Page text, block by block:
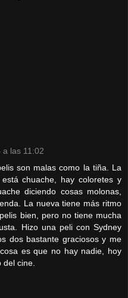
las 11:02
son malas como la tiña. La
chuache, hay coloretes y
diciendo cosas molonas,
La nueva tiene más ritmo
bien, pero no tiene mucha
Hizo una peli con Sydney
dos bastante graciosos y me
es que no hay nadie, hoy
cine.